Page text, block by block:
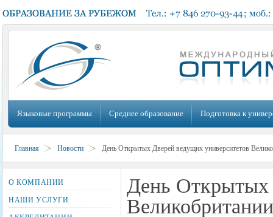
Языковые программы Среднее образование Подготовка к
Главная Новости День Открытых Дверей ведущих университетов
День Открытых
О КОМПАНИИ
НАШИ УСЛУГИ